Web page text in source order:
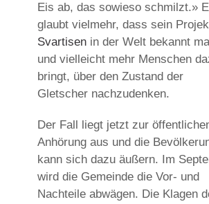
Eis ab, das sowieso schmilzt.»
glaubt vielmehr, dass sein
Svartisen in der Welt bekannt
und vielleicht mehr Menschen
bringt, über den Zustand der
Gletscher nachzudenken.
Der Fall liegt jetzt zur
Anhörung aus und die
kann sich dazu äußern. Im
wird die Gemeinde die Vor- und
Nachteile abwägen. Die Klagen